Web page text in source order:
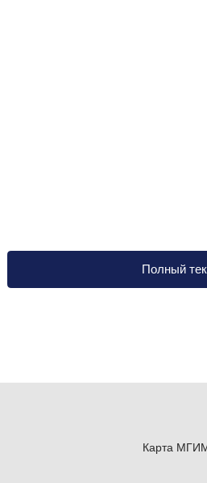
Полный
Карта